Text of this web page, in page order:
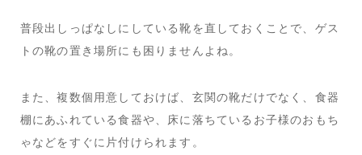
普段出しっぱなしにしている靴を直しておくことで、ゲス
トの靴の置き場所にも困りませんよね。
また、複数個用意しておけば、玄関の靴だけでなく、食器
棚にあふれている食器や、床に落ちているお子様のおもち
ゃなどをすぐに片付けられます。